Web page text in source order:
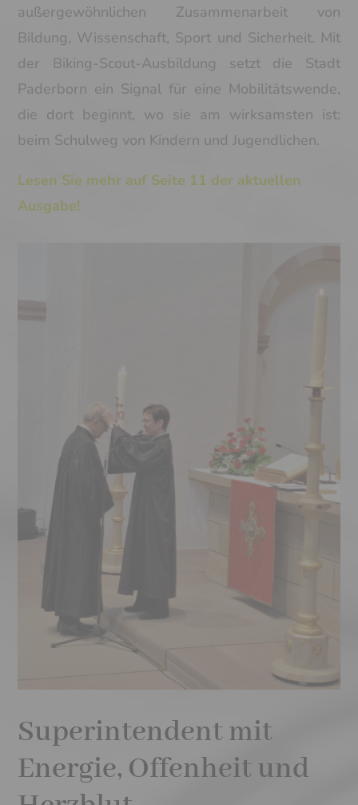
außergewöhnlichen Zusammenarbeit von
Bildung, Wissenschaft, Sport und Sicherheit. Mit
der Biking-Scout-Ausbildung setzt die Stadt
Paderborn ein Signal für eine Mobilitätswende,
die dort beginnt, wo sie am wirksamsten ist:
beim Schulweg von Kindern und Jugendlichen.
Lesen Sie mehr auf Seite 11 der aktuellen
Ausgabe!
Superintendent mit
Energie, Offenheit und